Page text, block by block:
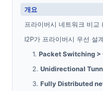
개요
프라이버시 네트워크 비교
I2P가 프라이버시 우선 설
1. Packet Switching
2. Unidirectional
3. Fully Distributed